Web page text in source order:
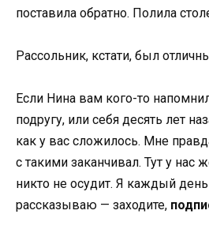
поставила обратно. Полила
Рассольник, кстати, был
Если Нина вам кого-то
подругу, или себя десять лет
как у вас сложилось. Мне
с такими заканчивал. Тут у нас
никто не осудит. Я каждый
рассказываю — заходите,